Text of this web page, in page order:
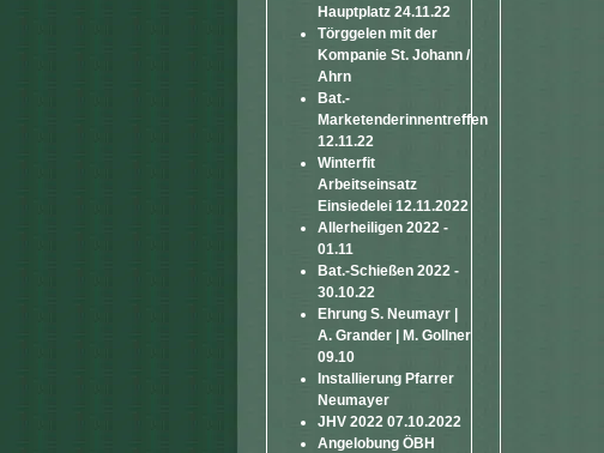
Hauptplatz 24.11.22
Törggelen mit der
Kompanie St. Johann /
Ahrn
Bat.-
Marketenderinnentreffen
12.11.22
Winterfit
Arbeitseinsatz
Einsiedelei 12.11.2022
Allerheiligen 2022 -
01.11
Bat.-Schießen 2022 -
30.10.22
Ehrung S. Neumayr |
A. Grander | M. Gollner
09.10
Installierung Pfarrer
Neumayer
JHV 2022 07.10.2022
Angelobung ÖBH